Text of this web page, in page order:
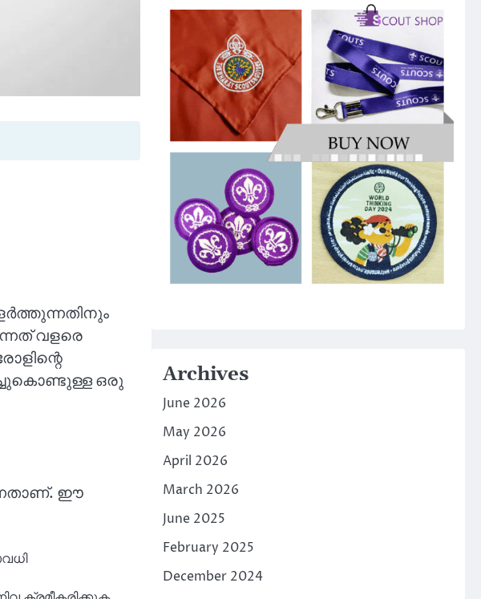
വളരെ
ഒരു
ഈ
Archives
June 2026
May 2026
April 2026
March 2026
June 2025
February 2025
December 2024